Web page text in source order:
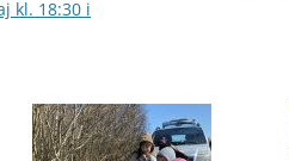
kl. 18:30 i